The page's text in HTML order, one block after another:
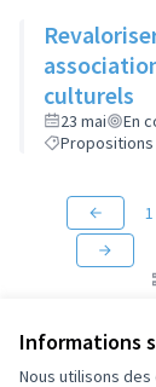
Informations
Nous utilisons
culturels
23 mai
En
1